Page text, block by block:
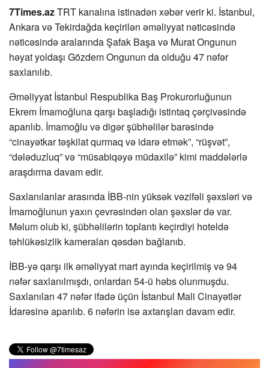
7Times.azTRT kanalına istinadən xəbər verir ki. İstanbul,
Ankara və Tekirdağda keçirilən əməliyyat nəticəsində
nəticəsində aralarında Şafak Başa və Murat Ongunun
həyat yoldaşı Gözdem Ongunun da olduğu 47 nəfər
saxlanılıb.
Əməliyyat İstanbul Respublika Baş Prokurorluğunun
Ekrem İmamoğluna qarşı başladığı istintaq çərçivəsində
aparılıb. İmamoğlu və digər şübhəlilər barəsində
“cinayətkar təşkilat qurmaq və idarə etmək”, “rüşvət”,
“dələduzluq” və “müsabiqəyə müdaxilə” kimi maddələrlə
araşdırma davam edir.
Saxlanılanlar arasında İBB-nin yüksək vəzifəli şəxsləri və
İmamoğlunun yaxın çevrəsindən olan şəxslər də var.
Məlum olub ki, şübhəlilərin toplantı keçirdiyi hoteldə
təhlükəsizlik kameraları qəsdən bağlanıb.
İBB-yə qarşı ilk əməliyyat mart ayında keçirilmiş və 94
nəfər saxlanılmışdı, onlardan 54-ü həbs olunmuşdu.
Saxlanılan 47 nəfər ifadə üçün İstanbul Mali Cinayətlər
İdarəsinə aparılıb. 6 nəfərin isə axtarışları davam edir.